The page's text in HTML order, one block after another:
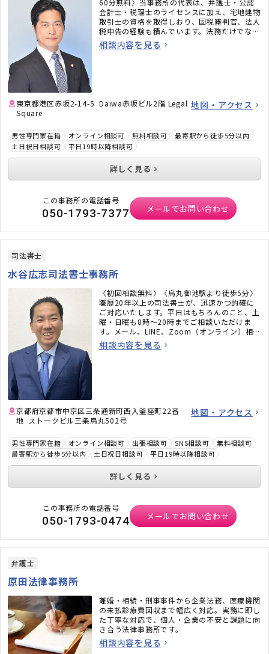
会計士・税理士のライセンスに加え、宅地建物
取引士の資格を取得しおり、国税審判官、法人
税申告の経験も積んでいます。法務だけでな
く、税務のことまで考えた包括的なサポートを
ご提供いたします。不動産・相続でお困りの
相談内容を見る
東京都港区赤坂2-14-5 Daiwa赤坂ビル2階 Legal
Square
地図・アクセス
男性専門家在籍 オンライン相談可 無料相談可
最寄駅から徒歩5分以内
土日祝日相談可
平日19時以降相談可
詳しく見る
この事務所の電話番号
050-1793-7377 メールでお問い合わせ
司法書士
水谷広志司法書士事務所
〈初回相談無料〉〈烏丸御池駅より徒歩5分〉
職歴20年以上の司法書士が、迅速かつ的確に
ご対応いたします。平日はもちろんのこと、土
曜・日曜も8時〜20時までご相談いただけま
す。メール、LINE、Zoom（オンライン）相談
も承ります。必ず何かしらのアドバイスをさせ
ていただきますので、お気軽にご連絡くださ
相談内容を見る
京都府京都市中京区三条通新町西入釜座町22番
地 ストークビル三条烏丸502号
地図・アクセス
男性専門家在籍 オンライン相談可 出張相談可 SNS相談可
無料相談可
最寄駅から徒歩5分以内
土日祝日相談可 平日19時以降相談可
詳しく見る
この事務所の電話番号
050-1793-0474 メールでお問い合わせ
弁護士
原田法律事務所
離婚・相続・刑事事件から企業法務、医療機関
の未払診療費回収まで幅広く対応。実務に即し
た丁寧な対応で、個人・企業の不安と課題に向
き合う法律事務所です。
相談内容を見る